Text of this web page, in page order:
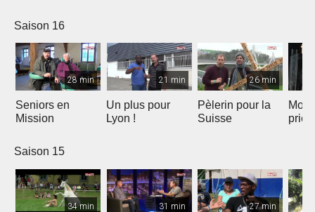
Saison 16
28 min
Seniors en
Mission
21 min
Un plus pour
Lyon !
26 min
Pèlerin pour la
Suisse
Saison 15
34 min 31 min 27 min